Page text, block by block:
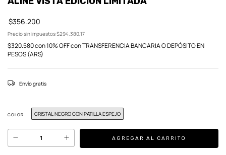
$356.200
Precio sin impuestos$294.380,17
$320.580con10% OFF con TRANSFERENCIA BANCARIA O DEPÓSITO EN
PESOS (ARS)
Envío gratis
COLOR CRISTAL NEGRO CON PATILLA ESPEJO